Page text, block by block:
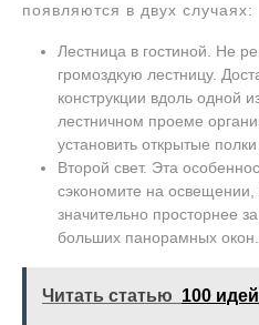
появляются в двух случаях:
Лестница в гостиной. Не
громоздкую лестницу.
конструкции вдоль одной
лестничном проеме
установить открытые
Второй свет. Эта
сэкономите на освещении,
значительно просторнее
больших панорамных окон.
Читать статью 100